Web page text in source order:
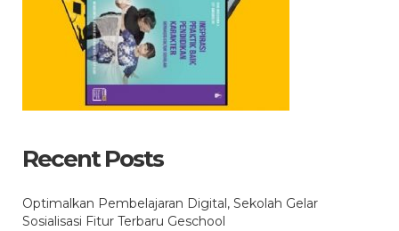
Recent Posts
Optimalkan Pembelajaran Digital, Sekolah Gelar
Sosialisasi Fitur Terbaru Geschool